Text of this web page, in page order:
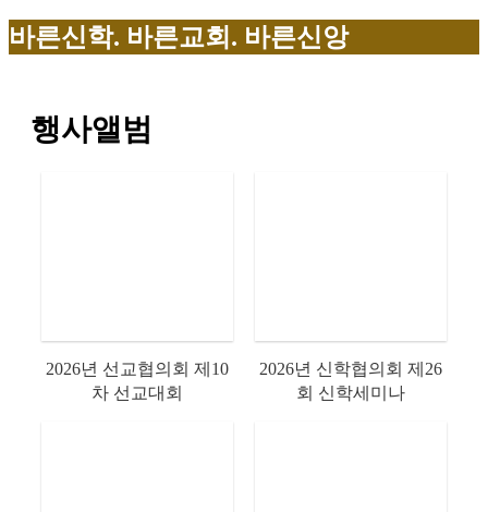
바른신학. 바른교회. 바른신앙
행사앨범
2026년 선교협의회 제10
차 선교대회
2026년 신학협의회 제26
회 신학세미나